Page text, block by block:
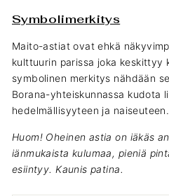
Symbolimerkitys
Maito-astiat ovat ehkä
kulttuurin parissa joka keskittyy
symbolinen merkitys nähdään
Borana-yhteiskunnassa kudota
hedelmällisyyteen ja naiseuteen.
Huom! Oheinen astia on iäkäs
iänmukaista kulumaa, pieniä
esiintyy. Kaunis patina.